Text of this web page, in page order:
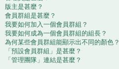
版主是甚麼？
會員群組是甚麼？
我要如何加入一個會員群組？
我要如何成為一個會員群組的組長？
為何某些會員群組能顯示出不同的顏色？
「預設會員群組」是甚麼？
「管理團隊」連結是甚麼？